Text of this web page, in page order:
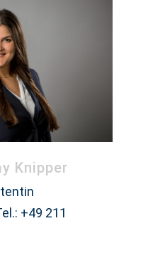
Knipper
+49 211